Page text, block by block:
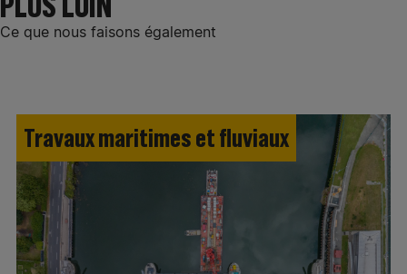
Ce que nous faisons également
Travaux maritimes et fluviaux